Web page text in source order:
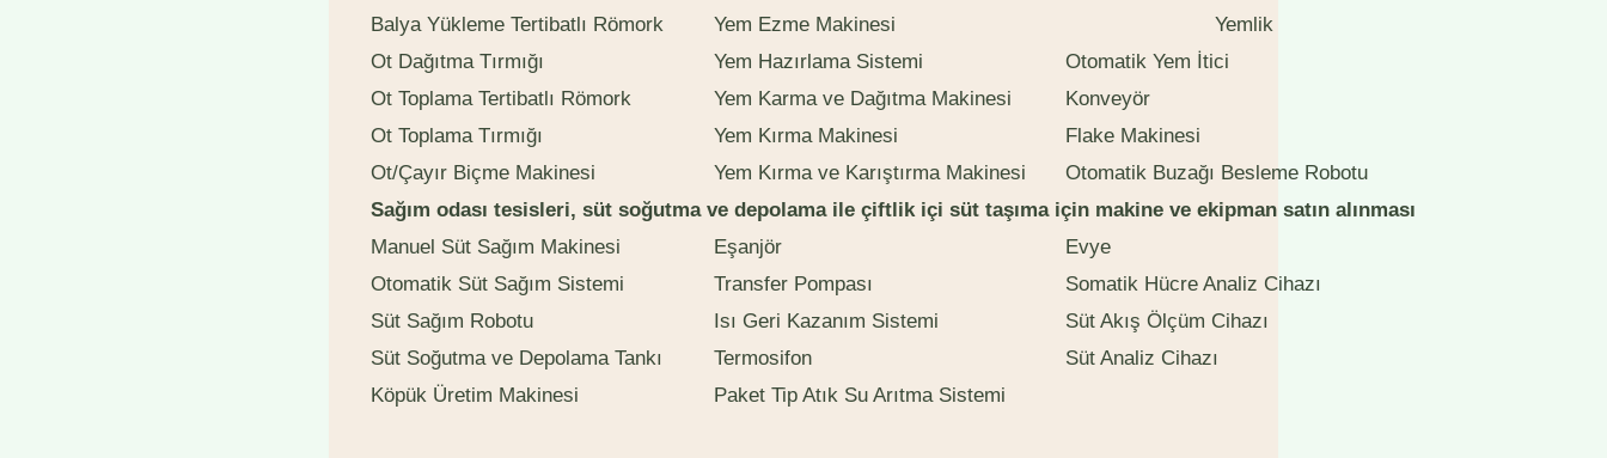
Balya Yükleme Tertibatlı Römork
Yem Ezme Makinesi
Yemlik
Ot Dağıtma Tırmığı
Yem Hazırlama Sistemi
Otomatik Yem İtici
Ot Toplama Tertibatlı Römork
Yem Karma ve Dağıtma Makinesi
Konveyör
Ot Toplama Tırmığı
Yem Kırma Makinesi
Flake Makinesi
Ot/Çayır Biçme Makinesi
Yem Kırma ve Karıştırma Makinesi
Otomatik Buzağı Besleme Robotu
Sağım odası tesisleri, süt soğutma ve depolama ile çiftlik içi süt taşıma için makine ve ekipman satın alınması
Manuel Süt Sağım Makinesi
Eşanjör
Evye
Otomatik Süt Sağım Sistemi
Transfer Pompası
Somatik Hücre Analiz Cihazı
Süt Sağım Robotu
Isı Geri Kazanım Sistemi
Süt Akış Ölçüm Cihazı
Süt Soğutma ve Depolama Tankı
Termosifon
Süt Analiz Cihazı
Köpük Üretim Makinesi
Paket Tip Atık Su Arıtma Sistemi